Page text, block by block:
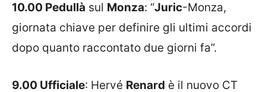
10.00 Pedullà sul Monza: “Juric-Monza,
giornata chiave per definire gli ultimi accordi
dopo quanto raccontato due giorni fa”.
9.00 Ufficiale: Hervé Renard è il nuovo CT